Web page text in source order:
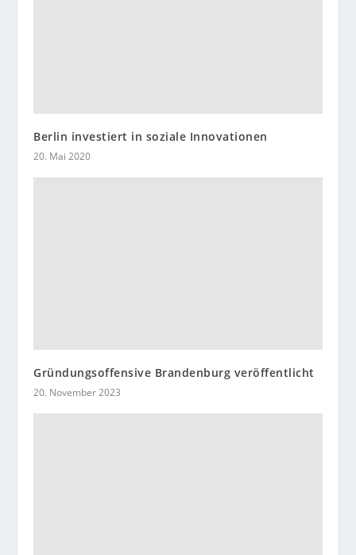
Berlin investiert in soziale Innovationen
20. Mai 2020
Gründungsoffensive Brandenburg veröffentlicht
20. November 2023